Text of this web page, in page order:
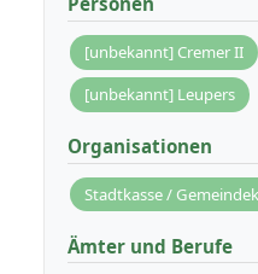
[unbekannt] Cremer II
[unbekannt] Leupers
Organisationen
Stadtkasse /
Ämter und Berufe